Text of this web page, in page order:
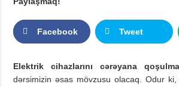
Facebook Tweet
Elektrik cihazlarını cərəyana
dərsimizin əsas mövzusu olacaq. Odur